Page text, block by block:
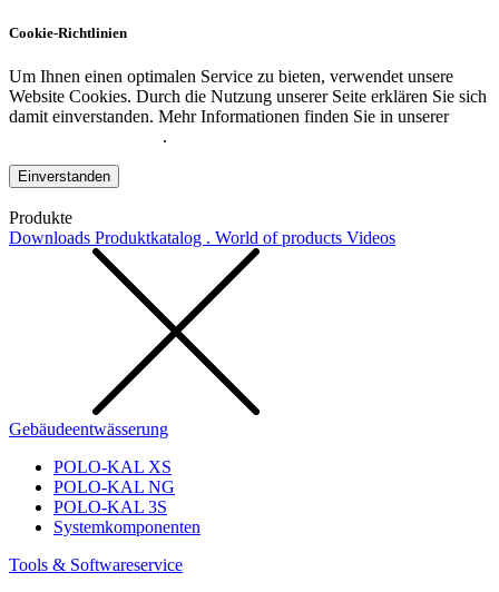
Cookie-Richtlinien
Um Ihnen einen optimalen Service zu bieten, verwendet unsere
Website Cookies. Durch die Nutzung unserer Seite erklären Sie sich
damit einverstanden. Mehr Informationen finden Sie in unserer
.
Einverstanden
Produkte
Downloads Produktkatalog . World of products Videos
Gebäudeentwässerung
POLO-KAL XS
POLO-KAL NG
POLO-KAL 3S
Systemkomponenten
Tools & Softwareservice